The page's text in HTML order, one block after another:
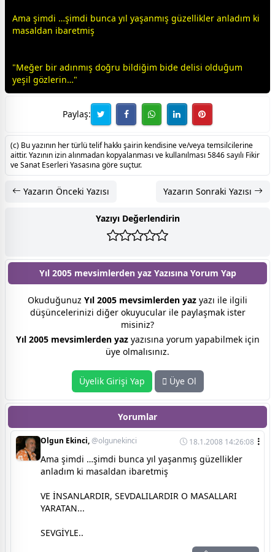
Ama şimdi …şimdi bunca yıl yaşanmış güzellikler anladım ki
masaldan ibaretmiş
"Meğer bir adınmış doğru bildiğim bide delisi olduğum
yeşil gözlerin…"
Paylaş:
(c) Bu yazının her türlü telif hakkı şairin kendisine ve/veya temsilcilerine
aittir. Yazının izin alınmadan kopyalanması ve kullanılması 5846 sayılı Fikir
ve Sanat Eserleri Yasasına göre suçtur.
Yazarın Önceki Yazısı Yazarın Sonraki Yazısı
Yazıyı Değerlendirin
Yıl 2005 mevsimlerden yaz Yazısına Yorum Yap
Okuduğunuz Yıl 2005 mevsimlerden yaz yazı ile ilgili
düşüncelerinizi diğer okuyucular ile paylaşmak ister
misiniz?
Yıl 2005 mevsimlerden yazyazısına yorum yapabilmek için
üye olmalısınız.
Üyelik Girişi Yap Üye Ol
Yorumlar
Olgun Ekinci,@olgunekinci 18.1.2008 14:26:08
Ama şimdi …şimdi bunca yıl yaşanmış güzellikler
anladım ki masaldan ibaretmiş
VE İNSANLARDIR, SEVDALILARDIR O MASALLARI
YARATAN...
SEVGİYLE..